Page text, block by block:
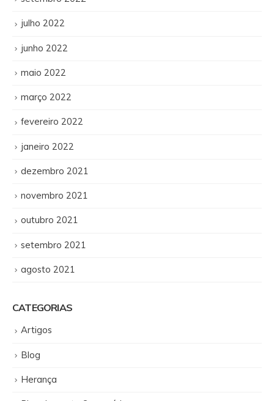
julho 2022
junho 2022
maio 2022
março 2022
fevereiro 2022
janeiro 2022
dezembro 2021
novembro 2021
outubro 2021
setembro 2021
agosto 2021
CATEGORIAS
Artigos
Blog
Herança